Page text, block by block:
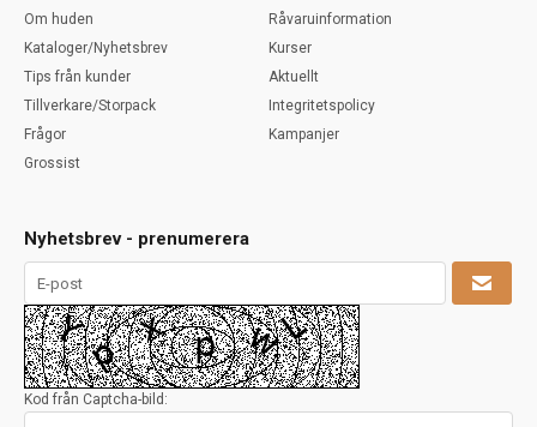
Om huden
Kataloger/Nyhetsbrev
Tips från kunder
Tillverkare/Storpack
Frågor
Grossist
Råvaruinformation
Kurser
Aktuellt
Integritetspolicy
Kampanjer
Nyhetsbrev - prenumerera
Kod från Captcha-bild: